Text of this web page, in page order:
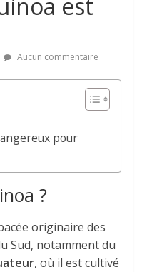
est
Aucun commentaire
pour
?
originaire des
Sud, notamment du
, où il est cultivé